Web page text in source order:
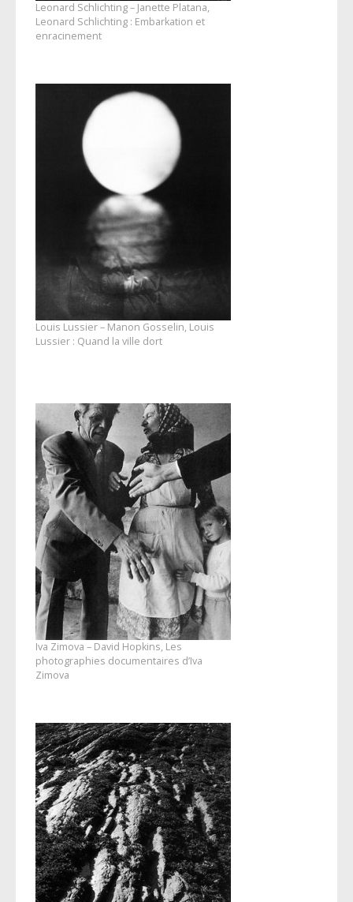
Leonard Schlichting – Janette Platana,
Leonard Schlichting : Embarkation et
enracinement
Louis Lussier – Manon Gosselin, Louis
Lussier : Quand la ville dort
Iva Zimova – David Hopkins, Les
photographies documentaires d’Iva
Zimova